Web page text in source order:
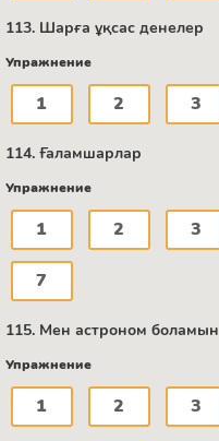
113. Шарға ұқсас денелер
Упражнение
1 2 3
114. Ғаламшарлар
Упражнение
1 2 3
7
115. Мен астроном боламын
Упражнение
1 2 3